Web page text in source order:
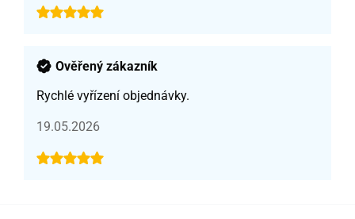
Ověřený zákazník
Rychlé vyřízení objednávky.
19.05.2026